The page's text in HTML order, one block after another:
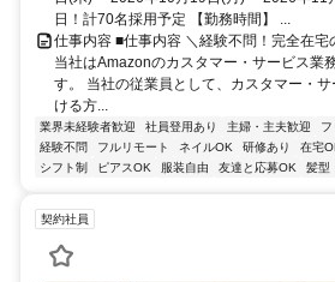
日！計70名採用予定 【勤務時間】 ...
仕事内容 ■仕事内容 ＼経験不問！完全在宅
当社はAmazonのカスタマー・サービス業
す。 当社の従業員として、カスタマー・
ける方...
業界未経験者歓迎 社員登用あり 主婦・主夫歓迎
経験不問
フルリモート ネイルOK 研修あり 在宅
シフト制
ピアスOK 服装自由 友達と応募OK 髪型
契約社員